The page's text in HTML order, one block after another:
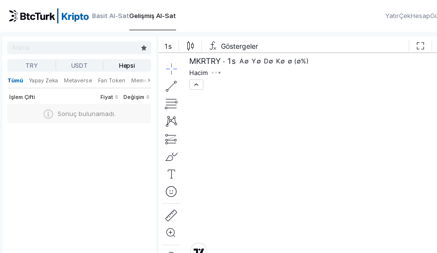
Basit Al-SatGelişmiş Al-Sat YatırÇekHesap
TRY USDT Hepsi
Tümü Yapay Zeka Metaverse Fan Token Meme Web3 DeFi
İşlem Çifti Fiyat Değişim
Sonuç bulunamadı.